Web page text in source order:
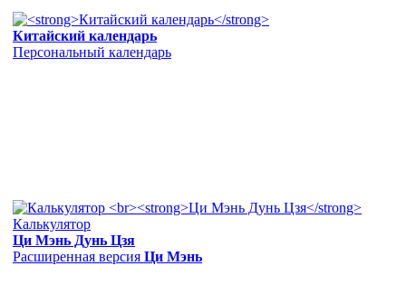
Китайский календарь
Персональный календарь
Калькулятор
Ци Мэнь Дунь Цзя
Расширенная версия Ци Мэнь